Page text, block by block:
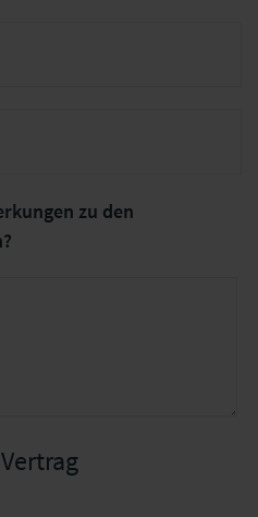
zu den